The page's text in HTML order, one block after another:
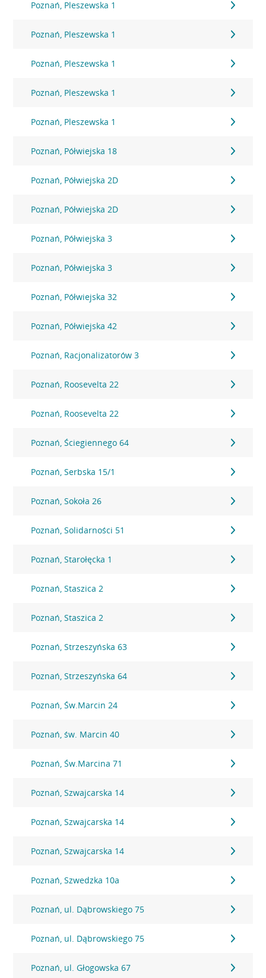
Poznań, Pleszewska 1
Poznań, Pleszewska 1
Poznań, Pleszewska 1
Poznań, Pleszewska 1
Poznań, Pleszewska 1
Poznań, Półwiejska 18
Poznań, Półwiejska 2D
Poznań, Półwiejska 2D
Poznań, Półwiejska 3
Poznań, Półwiejska 3
Poznań, Półwiejska 32
Poznań, Półwiejska 42
Poznań, Racjonalizatorów 3
Poznań, Roosevelta 22
Poznań, Roosevelta 22
Poznań, Ściegiennego 64
Poznań, Serbska 15/1
Poznań, Sokoła 26
Poznań, Solidarności 51
Poznań, Starołęcka 1
Poznań, Staszica 2
Poznań, Staszica 2
Poznań, Strzeszyńska 63
Poznań, Strzeszyńska 64
Poznań, Św.Marcin 24
Poznań, św. Marcin 40
Poznań, Św.Marcina 71
Poznań, Szwajcarska 14
Poznań, Szwajcarska 14
Poznań, Szwajcarska 14
Poznań, Szwedzka 10a
Poznań, ul. Dąbrowskiego 75
Poznań, ul. Dąbrowskiego 75
Poznań, ul. Głogowska 67